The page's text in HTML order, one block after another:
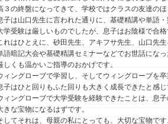
３の終盤になってきて、学校ではクラスの友達の
子は山口先生に言われた通りに、基礎精講や単語
学受験は厳しいものでしたが、息子はお陰様で合格
れはひとえに、砂田先生、アキフサ先生、山口先生
語暗記大会や基礎精講セミナーなどでお世話にな
しくも温かいご指導のおかげです。
ィングローブで学習し、そしてウィングローブを卒
子はひと回りもふた回りも大きく成長できたと感じ
ィングローブで大学受験を経験できたことは、息
きな宝物になるはずです。
してそれは、母親の私にとっても、大切な宝物です